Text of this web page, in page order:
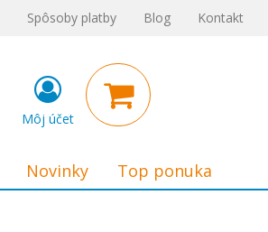
Spôsoby platby Blog Kontakt
Môj účet
Novinky Top ponuka